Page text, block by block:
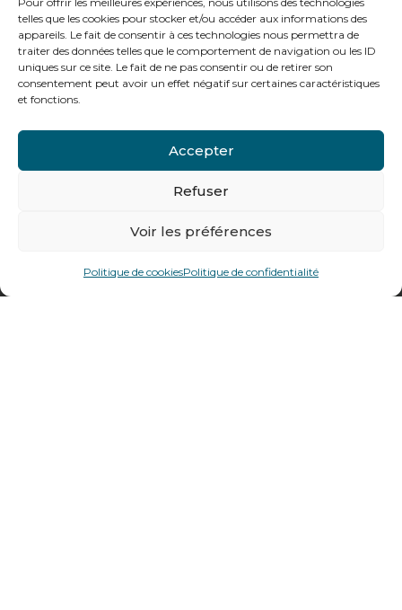
telles que les cookies pour stocker et/ou accéder aux informations des
appareils. Le fait de consentir à ces technologies nous permettra de
traiter des données telles que le comportement de navigation ou les ID
uniques sur ce site. Le fait de ne pas consentir ou de retirer son
consentement peut avoir un effet négatif sur certaines caractéristiques
et fonctions.
Accepter
Refuser
Voir les préférences
Politique de cookiesPolitique de confidentialité
Contactez-nous
Tél : + 33 (0)4 74 62 81 44
Villefranche sur Saône